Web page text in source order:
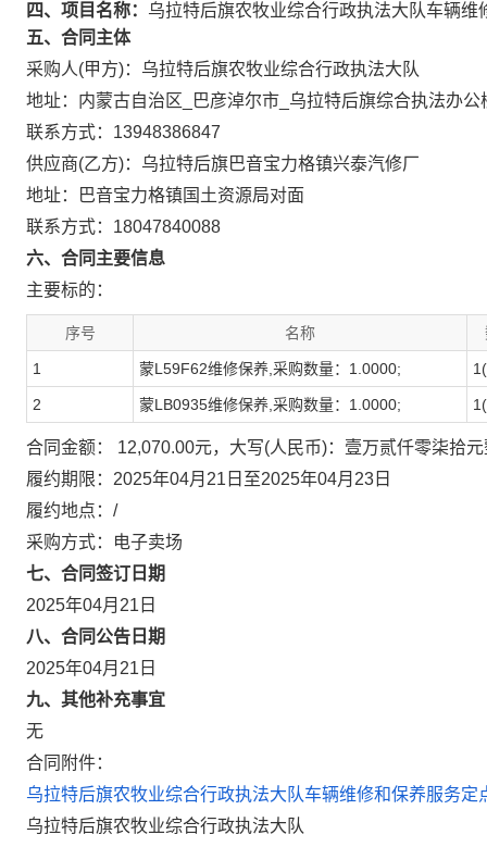
四、项目名称： 乌拉特后旗农牧业综合行政执法大队车辆维
五、合同主体
采购人(甲方)：乌拉特后旗农牧业综合行政执法大队
地址：内蒙古自治区_巴彦淖尔市_乌拉特后旗综合执法办公
联系方式：13948386847
供应商(乙方)：乌拉特后旗巴音宝力格镇兴泰汽修厂
地址：巴音宝力格镇国土资源局对面
联系方式：18047840088
六、合同主要信息
主要标的：
序号 名称
1 蒙L59F62维修保养,采购数量：1.0000;
2 蒙LB0935维修保养,采购数量：1.0000;
合同金额： 12,070.00元，大写(人民币)：壹万贰仟零柒拾元
履约期限：2025年04月21日至2025年04月23日
履约地点：/
采购方式：电子卖场
七、合同签订日期
2025年04月21日
八、合同公告日期
2025年04月21日
九、其他补充事宜
无
合同附件：
乌拉特后旗农牧业综合行政执法大队车辆维修和保养服务定
乌拉特后旗农牧业综合行政执法大队